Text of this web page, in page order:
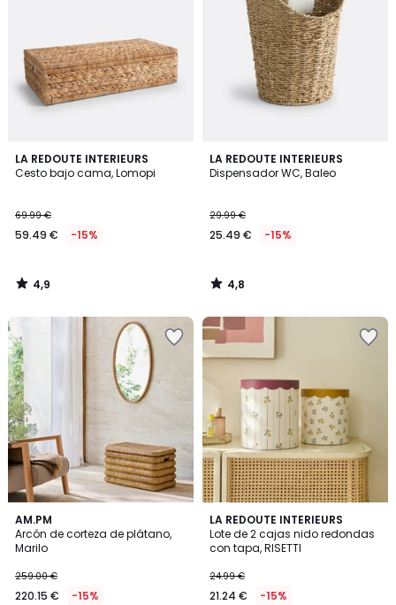
LA REDOUTE INTERIEURS
Cesto bajo cama, Lomopi
69.99 €
59.49 € -15%
4,9
/ 5
4,9
/
LA REDOUTE INTERIEURS
Dispensador WC, Baleo
29.99 €
25.49 € -15%
4,8
/ 5
4,8
/
AM.PM
Arcón de corteza de plátano,
Marilo
259.00 €
220.15 € -15%
2
/
5
LA REDOUTE INTERIEURS
Lote de 2 cajas nido redondas
con tapa, RISETTI
24.99 €
21.24 € -15%